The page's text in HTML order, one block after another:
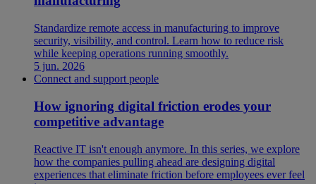
Standardize remote access in manufacturing to improve
security, visibility, and control. Learn how to reduce risk
while keeping operations running smoothly.
5 jun. 2026
Connect and support people
How ignoring digital friction erodes your
competitive advantage
Reactive IT isn't enough anymore. In this series, we explore
how the companies pulling ahead are designing digital
experiences that eliminate friction before employees ever feel